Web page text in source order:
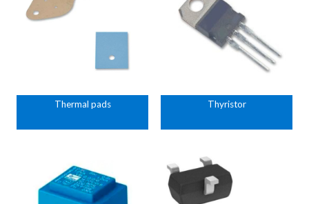
Thermal pads Thyristor